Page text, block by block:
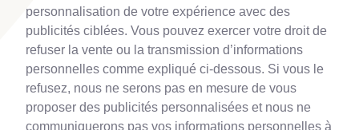
personnalisation de votre expérience avec des
publicités ciblées. Vous pouvez exercer votre droit de
refuser la vente ou la transmission d’informations
personnelles comme expliqué ci-dessous. Si vous le
refusez, nous ne serons pas en mesure de vous
proposer des publicités personnalisées et nous ne
communiquerons pas vos informations personnelles à